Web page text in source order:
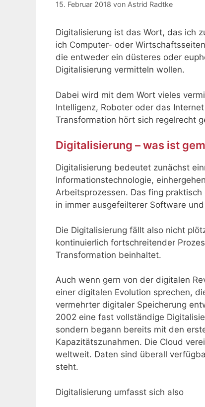
15. Februar 2018 von Astrid Radtke
Digitalisierung ist das Wort, das ich
ich Computer- oder
die entweder ein düsteres oder
Digitalisierung vermitteln wollen.
Dabei wird mit dem Wort vieles
Intelligenz, Roboter oder das
Transformation hört sich regelrecht
Digitalisierung – was ist
Digitalisierung bedeutet zunächst
Informationstechnologie,
Arbeitsprozessen. Das fing
in immer ausgefeilterer Software
Die Digitalisierung fällt also nicht
kontinuierlich fortschreitender
Transformation beinhaltet.
Auch wenn gern von der digitalen
einer digitalen Evolution sprechen,
vermehrter digitaler Speicherung
2002 eine fast vollständige
sondern begann bereits mit den
Kapazitätszunahmen. Die Cloud
weltweit. Daten sind überall
steht.
Digitalisierung umfasst sich also